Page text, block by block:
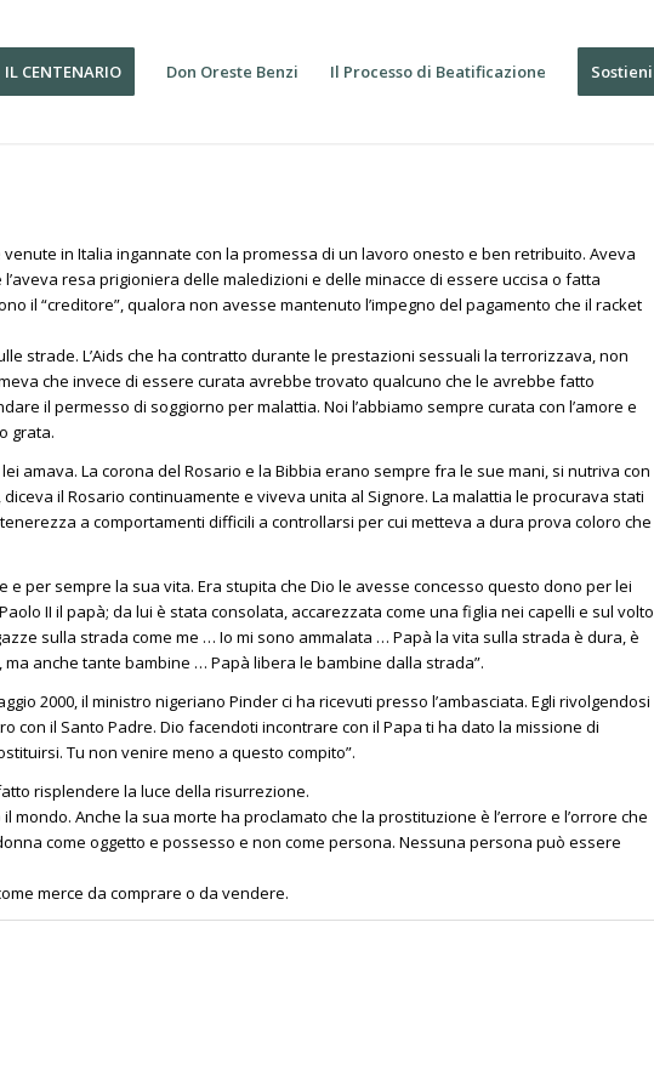
IL CENTENARIO Don Oreste Benzi Il Processo di Beatificazione Sostieni
in Italia ingannate con la promessa di un lavoro onesto e ben retribuito. Aveva
l’aveva resa prigioniera delle maledizioni e delle minacce di essere uccisa o fatta
il “creditore”, qualora non avesse mantenuto l’impegno del pagamento che il racket
strade. L’Aids che ha contratto durante le prestazioni sessuali la terrorizzava, non
che invece di essere curata avrebbe trovato qualcuno che le avrebbe fatto
il permesso di soggiorno per malattia. Noi l’abbiamo sempre curata con l’amore e
grata.
amava. La corona del Rosario e la Bibbia erano sempre fra le sue mani, si nutriva con
il Rosario continuamente e viveva unita al Signore. La malattia le procurava stati
a comportamenti difficili a controllarsi per cui metteva a dura prova coloro che
e per sempre la sua vita. Era stupita che Dio le avesse concesso questo dono per lei
II il papà; da lui è stata consolata, accarezzata come una figlia nei capelli e sul volto
sulla strada come me … Io mi sono ammalata … Papà la vita sulla strada è dura, è
anche tante bambine … Papà libera le bambine dalla strada”.
2000, il ministro nigeriano Pinder ci ha ricevuti presso l’ambasciata. Egli rivolgendosi
con il Santo Padre. Dio facendoti incontrare con il Papa ti ha dato la missione di
Tu non venire meno a questo compito”.
risplendere la luce della risurrezione.
mondo. Anche la sua morte ha proclamato che la prostituzione è l’errore e l’orrore che
come oggetto e possesso e non come persona. Nessuna persona può essere
merce da comprare o da vendere.